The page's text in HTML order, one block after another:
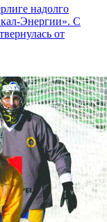
надолго
Энергии». С
от